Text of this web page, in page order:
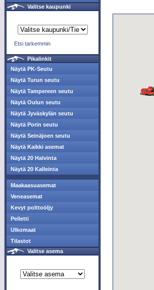
Valitse kaupunki
Etsi tarkemmin
Pikalinkit
Näytä PK-Seutu
Näytä Turun seutu
Näytä Tampereen seutu
Näytä Oulun seutu
Näytä Jyväskylän seutu
Näytä Porin seutu
Näytä Seinäjoen seutu
Näytä Kaikki asemat
Näytä 20 Halvinta
Näytä 20 Kalleinta
Maakaasuasemat
Veneasemat
Kevyt polttoöljy
Pelletti
Ulkomaat
Tilastot
Valitse asema